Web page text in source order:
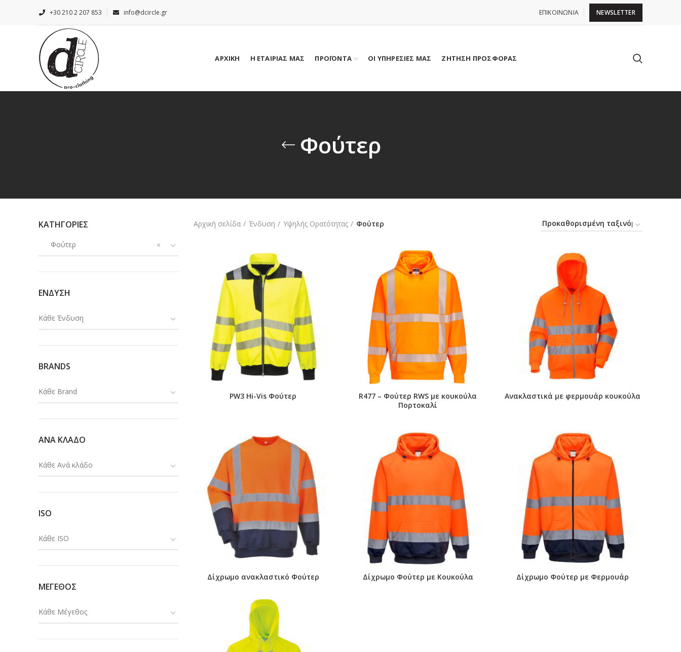
+30 210 2 207 853 info@dcircle.gr ΕΠΙΚΟΙΝΩΝΙΑ NEWSLETTER
ΑΡΧΙΚΗ Η ΕΤΑΙΡΙΑΣ ΜΑΣ ΠΡΟΪΟΝΤΑ ΟΙ ΥΠΗΡΕΣΙΕΣ ΜΑΣ ΖΗΤΗΣΗ ΠΡΟΣΦΟΡΑΣ
Φούτερ
ΚΑΤΗΓΟΡΙΕΣ
×
Φούτερ
ΕΝΔΥΣΗ
Κάθε Ένδυση
BRANDS
Κάθε Brand
ΑΝΑ ΚΛΑΔΟ
Κάθε Ανά κλάδο
ISO
Κάθε ISO
ΜΕΓΕΘΟΣ
Κάθε Μέγεθος
Αρχική σελίδα Ένδυση Υψηλής Ορατότητας Φούτερ
PW3 Hi-Vis Φούτερ
R477 – Φούτερ RWS με κουκούλα
Πορτοκαλί
Ανακλαστικά με φερμουάρ κουκούλα
Δίχρωμο ανακλαστικό Φούτερ Δίχρωμο Φούτερ με Κουκούλα Δίχρωμο Φούτερ με Φερμουάρ